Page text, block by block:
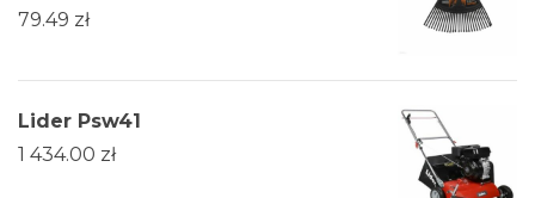
79.49 zł
Lider Psw41
1 434.00 zł